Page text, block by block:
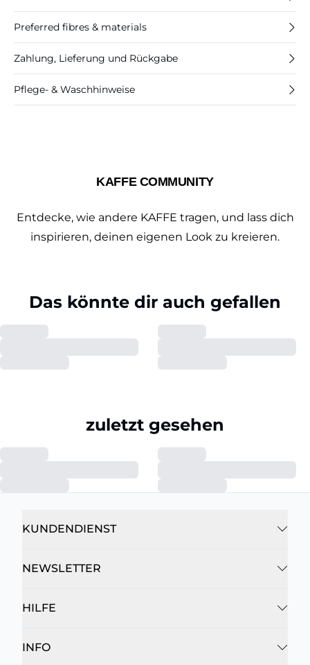
Preferred fibres & materials
Zahlung, Lieferung und Rückgabe
Pflege- & Waschhinweise
KAFFE COMMUNITY
Entdecke, wie andere KAFFE tragen, und lass dich
inspirieren, deinen eigenen Look zu kreieren.
Das könnte dir auch gefallen
zuletzt gesehen
KUNDENDIENST
NEWSLETTER
HILFE
INFO